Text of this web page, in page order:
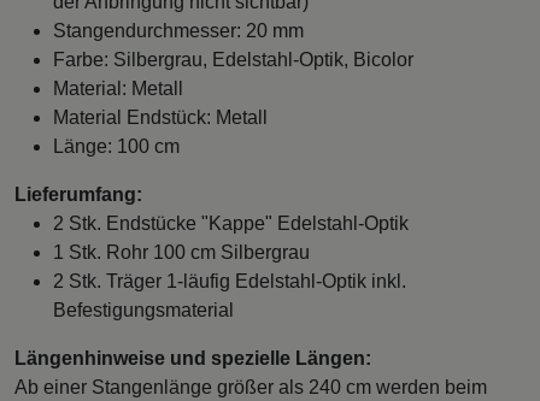
Stangendurchmesser: 20 mm
Farbe: Silbergrau, Edelstahl-Optik, Bicolor
Material: Metall
Material Endstück: Metall
Länge: 100 cm
Lieferumfang:
2 Stk. Endstücke "Kappe" Edelstahl-Optik
1 Stk. Rohr 100 cm Silbergrau
2 Stk. Träger 1-läufig Edelstahl-Optik inkl.
Befestigungsmaterial
Längenhinweise und spezielle Längen:
Ab einer Stangenlänge größer als 240 cm werden beim